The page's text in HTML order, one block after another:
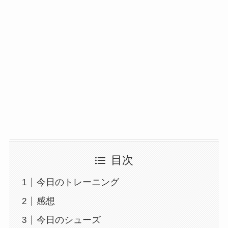
目次
今日のトレーニング
感想
今日のシューズ